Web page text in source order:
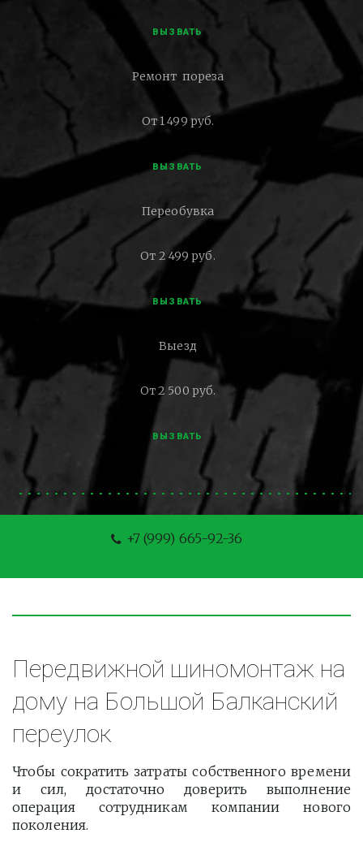
ВЫЗВАТЬ
Ремонт пореза
От 1 499 руб.
ВЫЗВАТЬ
Переобувка
От 2 499 руб.
ВЫЗВАТЬ
Выезд
От 2 500 руб.
ВЫЗВАТЬ
+7 (999) 665-92-36
Передвижной шиномонтаж на
дому на Большой Балканский
переулок
Чтобы сократить затраты собственного времени
и сил, достаточно доверить выполнение
операция сотрудникам компании нового
поколения.